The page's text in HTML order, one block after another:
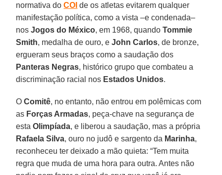
normativa doCOI de os atletas evitarem qualquer
manifestação política, como a vista –e condenada–
nosJogos do México, em 1968, quandoTommie
Smith, medalha de ouro, eJohn Carlos, de bronze,
ergueram seus braços como a saudação dos
Panteras Negras, histórico grupo que combateu a
discriminação racial nos Estados Unidos.
OComitê, no entanto, não entrou em polêmicas com
as Forças Armadas, peça-chave na segurança de
estaOlimpíada, e liberou a saudação, mas a própria
Rafaela Silva, ouro no judô e sargento da Marinha,
reconheceu ter deixado a mão quieta: “Tem muita
regra que muda de uma hora para outra. Antes não